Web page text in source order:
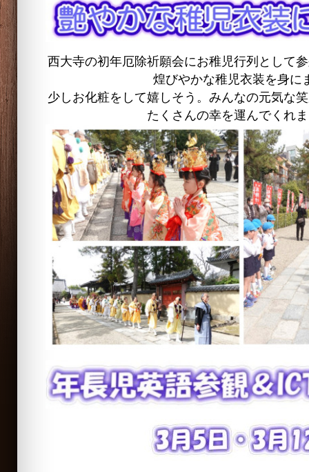
西大寺の初年厄除祈願会にお稚児行列として
煌びやかな稚児衣装を身に
少しお化粧をして嬉しそう。みんなの元気な
たくさんの幸を運んでくれ